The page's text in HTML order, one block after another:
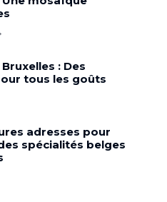
: Des
tous les goûts
adresses pour
spécialités belges